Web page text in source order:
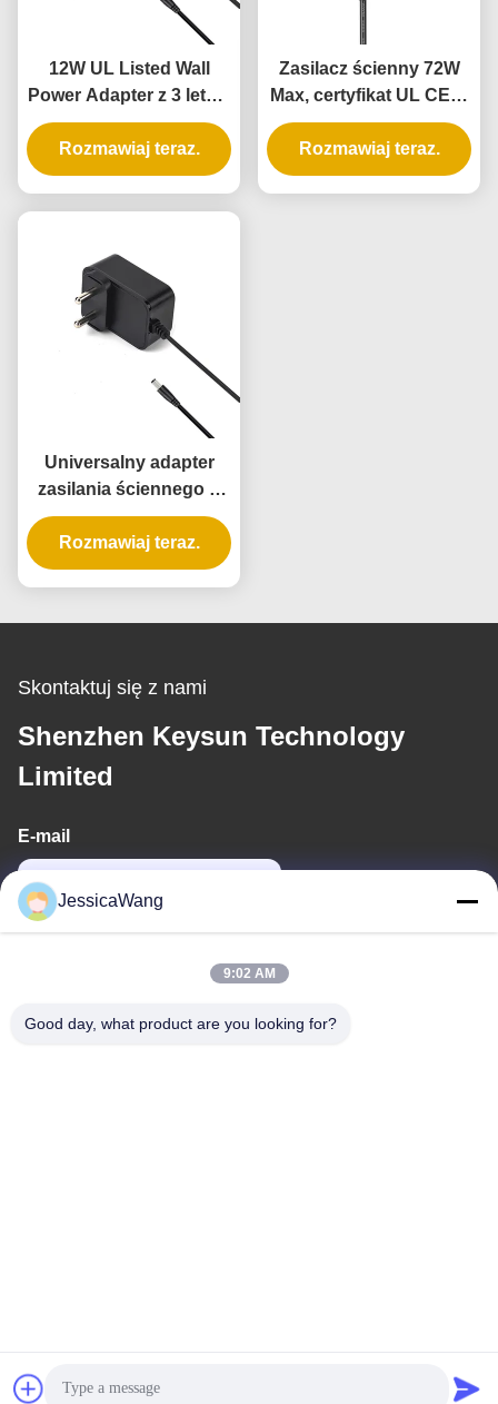
12W UL Listed Wall
Power Adapter z 3 letnią
gwarancją i zasilaniem
prądem AC DC
Rozmawiaj teraz.
Zasilacz ścienny 72W
Max, certyfikat UL CE, z
3-letnią gwarancją
Rozmawiaj teraz.
Universalny adapter
zasilania ściennego o
mocy 10 W z 3 letnią
gwarancją i wieloma
napięciami wyjściowymi
Rozmawiaj teraz.
Skontaktuj się z nami
Shenzhen Keysun Technology
Limited
E-mail
-2026 Shenzhen Keysun Technology Limited Wszystkie prawa
JessicaWang
9:02 AM
Good day, what product are you looking for?